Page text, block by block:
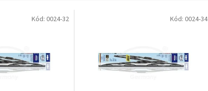
Kód: 0024-32 Kód: 0024-34